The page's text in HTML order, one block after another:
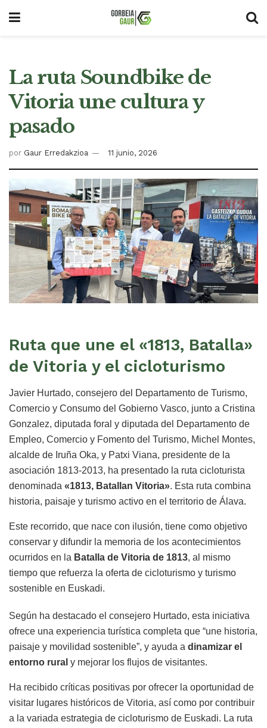
La ruta Soundbike de
Vitoria une cultura y
pasado
por Gaur Erredakzioa 11 junio, 2026
Ruta que une el «1813, Batalla»
de Vitoria y el cicloturismo
Javier Hurtado, consejero del Departamento de Turismo,
Comercio y Consumo del Gobierno Vasco, junto a Cristina
Gonzalez, diputada foral y diputada del Departamento de
Empleo, Comercio y Fomento del Turismo, Michel Montes,
alcalde de Iruña Oka, y Patxi Viana, presidente de la
asociación 1813-2013, ha presentado la ruta cicloturista
denominada «1813, Batallan Vitoria». Esta ruta combina
historia, paisaje y turismo activo en el territorio de Álava.
Este recorrido, que nace con ilusión, tiene como objetivo
conservar y difundir la memoria de los acontecimientos
ocurridos en la Batalla de Vitoria de 1813, al mismo
tiempo que refuerza la oferta de cicloturismo y turismo
sostenible en Euskadi.
Según ha destacado el consejero Hurtado, esta iniciativa
ofrece una experiencia turística completa que “une historia,
paisaje y movilidad sostenible”, y ayuda a dinamizar el
entorno rural y mejorar los flujos de visitantes.
Ha recibido críticas positivas por ofrecer la oportunidad de
visitar lugares históricos de Vitoria, así como por contribuir
a la variada estrategia de cicloturismo de Euskadi. La ruta